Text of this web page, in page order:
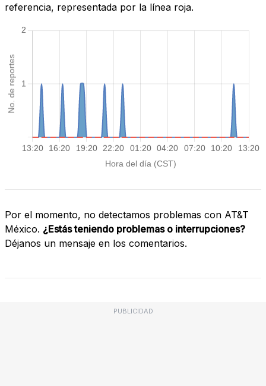
referencia, representada por la línea roja.
Por el momento, no detectamos problemas con AT&T
México. ¿Estás teniendo problemas o interrupciones?
Déjanos un mensaje en los comentarios.
PUBLICIDAD